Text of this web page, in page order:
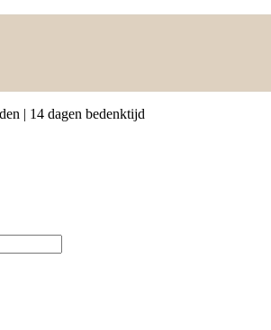
| 14 dagen bedenktijd